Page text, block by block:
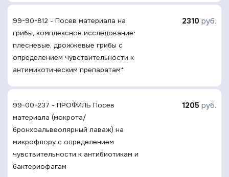
99-90-812 - Посев материала на
грибы, комплексное исследование:
плесневые, дрожжевые грибы с
определением чувcтвительности к
антимикотическим препаратам*
2310 руб.
99-00-237 - ПРОФИЛЬ Посев
материала (мокрота/
бронхоальвеолярный лаваж) на
микрофлору с определением
чувcтвительности к антибиотикам и
бактериофагам
1205 руб.